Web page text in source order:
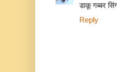
डाकू गब्बर
Reply